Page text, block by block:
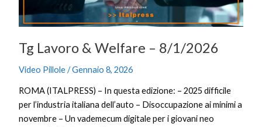
Tg Lavoro & Welfare – 8/1/2026
Video Pillole/Gennaio 8, 2026
ROMA (ITALPRESS) – In questa edizione: – 2025 difficile
per l’industria italiana dell’auto – Disoccupazione ai minimi a
novembre – Un vademecum digitale per i giovani neo